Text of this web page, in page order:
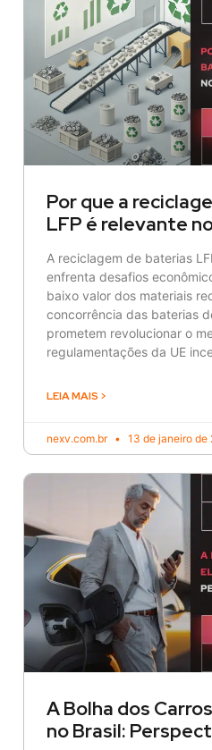
Por que a
LFP é relevante
A reciclagem de baterias
enfrenta desafios
baixo valor dos materiais
concorrência das baterias
prometem revolucionar o
regulamentações da UE
LEIA MAIS >
nexv.com.br 13 de janeiro de
A Bolha dos
no Brasil: